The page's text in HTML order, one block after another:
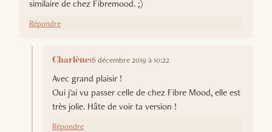
similaire de chez Fibremood. ;)
Répondre
Charlène16 décembre 2019 à 10:22
Avec grand plaisir !
Oui j'ai vu passer celle de chez Fibre Mood, elle est
très jolie. Hâte de voir ta version !
Répondre